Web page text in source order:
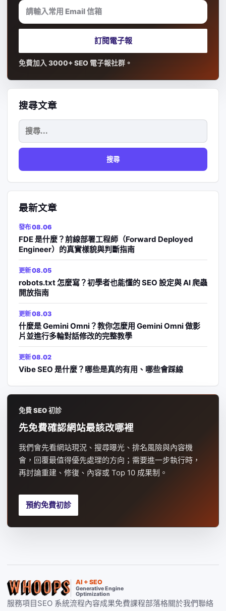
請輸入常用 Email 信箱
訂閱電子報
免費加入 3000+ SEO 電子報社群。
搜尋文章
搜
關
最新文章
發布 08.06
FDE 是什麼？前線部署工程師（Forward Deployed
Engineer）的真實樣貌與判斷指南
更新 08.05
robots.txt 怎麼寫？初學者也能懂的 SEO 設定與 AI 爬蟲
開放指南
更新 08.03
什麼是 Gemini Omni？教你怎麼用 Gemini Omni 做影
片並進行多輪對話修改的完整教學
更新 08.02
Vibe SEO 是什麼？哪些是真的有用、哪些會踩線
免費 SEO 初診
先免費確認網站最該改哪裡
我們會先看網站現況、搜尋曝光、排名風險與內容機
會，回覆最值得優先處理的方向；需要進一步執行時，
再討論重建、修復、內容或 Top 10 成果制。
預約免費初診
AI + SEO
Generative Engine
Optimization
服務項目SEO 系統流程內容成果免費課程部落格關於我們聯絡